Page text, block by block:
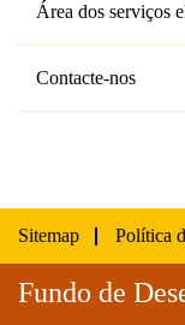
Área dos serviços
Contacte-nos
Sitemap Política
Fundo de